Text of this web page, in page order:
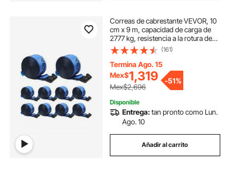
Correas de cabrestante VEVOR, 10
cm x 9 m, capacidad de carga de
2777 kg, resistencia a la rotura de
8277 kg, correas para camión con
gancho plano, amarres para
plataforma, control de carga para
remolques, granjas, rescates,
protección de árboles, color azul
(paquete de 10)
(161)
Termina Ago. 15
Mex$1,319
Mex$2,696
-51%
Disponible
Entrega:tan pronto como Lun.
Ago. 10
Añadir al carrito